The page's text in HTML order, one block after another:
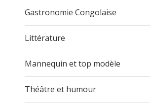
Gastronomie Congolaise
Littérature
Mannequin et top modèle
Théâtre et humour